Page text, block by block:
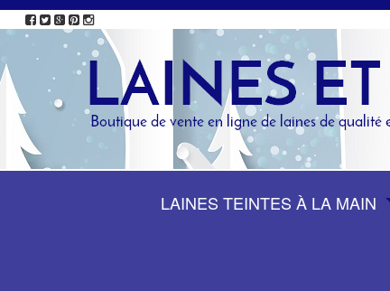
LAINES TEINTES À LA MAIN